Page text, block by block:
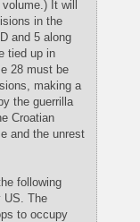
It will
in the
and 5 along
tied up in
28 must be
making a
the guerrilla
Croatian
and the unrest
following
US. The
to occupy